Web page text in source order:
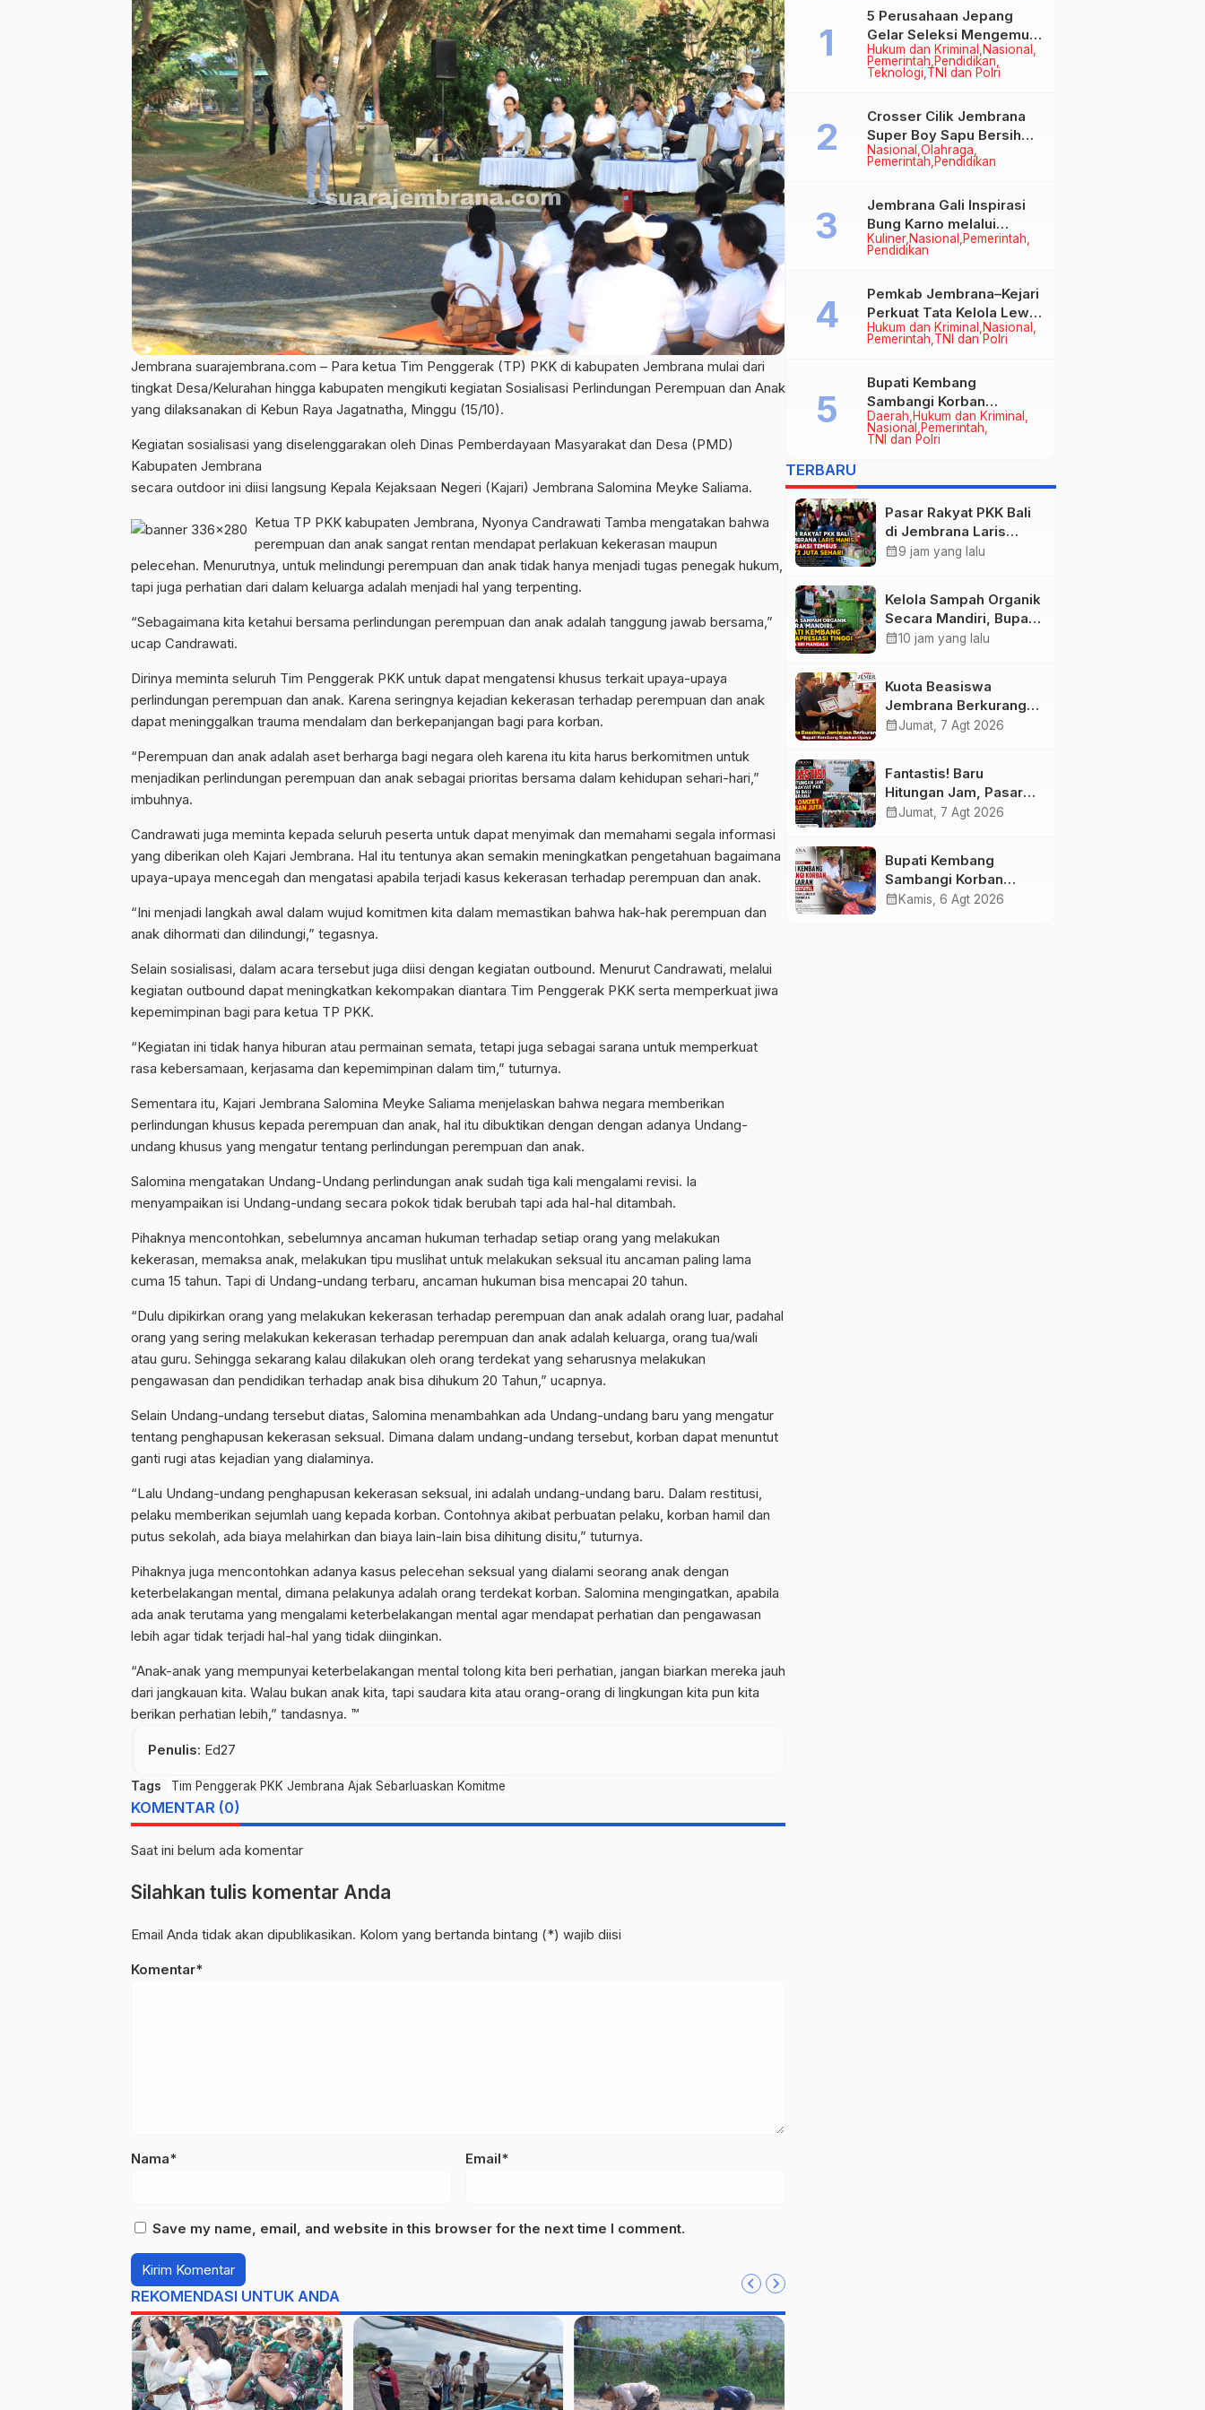
Jembrana suarajembrana.com – Para ketua Tim Penggerak (TP) PKK di kabupaten Jembrana mulai dari
tingkat Desa/Kelurahan hingga kabupaten mengikuti kegiatan Sosialisasi Perlindungan Perempuan dan Anak
yang dilaksanakan di Kebun Raya Jagatnatha, Minggu (15/10).
Kegiatan sosialisasi yang diselenggarakan oleh Dinas Pemberdayaan Masyarakat dan Desa (PMD)
Kabupaten Jembrana
secara outdoor ini diisi langsung Kepala Kejaksaan Negeri (Kajari) Jembrana Salomina Meyke Saliama.
Ketua TP PKK kabupaten Jembrana, Nyonya Candrawati Tamba mengatakan bahwa
perempuan dan anak sangat rentan mendapat perlakuan kekerasan maupun
pelecehan. Menurutnya, untuk melindungi perempuan dan anak tidak hanya menjadi tugas penegak hukum,
tapi juga perhatian dari dalam keluarga adalah menjadi hal yang terpenting.
“Sebagaimana kita ketahui bersama perlindungan perempuan dan anak adalah tanggung jawab bersama,”
ucap Candrawati.
Dirinya meminta seluruh Tim Penggerak PKK untuk dapat mengatensi khusus terkait upaya-upaya
perlindungan perempuan dan anak. Karena seringnya kejadian kekerasan terhadap perempuan dan anak
dapat meninggalkan trauma mendalam dan berkepanjangan bagi para korban.
“Perempuan dan anak adalah aset berharga bagi negara oleh karena itu kita harus berkomitmen untuk
menjadikan perlindungan perempuan dan anak sebagai prioritas bersama dalam kehidupan sehari-hari,”
imbuhnya.
Candrawati juga meminta kepada seluruh peserta untuk dapat menyimak dan memahami segala informasi
yang diberikan oleh Kajari Jembrana. Hal itu tentunya akan semakin meningkatkan pengetahuan bagaimana
upaya-upaya mencegah dan mengatasi apabila terjadi kasus kekerasan terhadap perempuan dan anak.
“Ini menjadi langkah awal dalam wujud komitmen kita dalam memastikan bahwa hak-hak perempuan dan
anak dihormati dan dilindungi,” tegasnya.
Selain sosialisasi, dalam acara tersebut juga diisi dengan kegiatan outbound. Menurut Candrawati, melalui
kegiatan outbound dapat meningkatkan kekompakan diantara Tim Penggerak PKK serta memperkuat jiwa
kepemimpinan bagi para ketua TP PKK.
“Kegiatan ini tidak hanya hiburan atau permainan semata, tetapi juga sebagai sarana untuk memperkuat
rasa kebersamaan, kerjasama dan kepemimpinan dalam tim,” tuturnya.
Sementara itu, Kajari Jembrana Salomina Meyke Saliama menjelaskan bahwa negara memberikan
perlindungan khusus kepada perempuan dan anak, hal itu dibuktikan dengan dengan adanya Undang-
undang khusus yang mengatur tentang perlindungan perempuan dan anak.
Salomina mengatakan Undang-Undang perlindungan anak sudah tiga kali mengalami revisi. Ia
menyampaikan isi Undang-undang secara pokok tidak berubah tapi ada hal-hal ditambah.
Pihaknya mencontohkan, sebelumnya ancaman hukuman terhadap setiap orang yang melakukan
kekerasan, memaksa anak, melakukan tipu muslihat untuk melakukan seksual itu ancaman paling lama
cuma 15 tahun. Tapi di Undang-undang terbaru, ancaman hukuman bisa mencapai 20 tahun.
“Dulu dipikirkan orang yang melakukan kekerasan terhadap perempuan dan anak adalah orang luar, padahal
orang yang sering melakukan kekerasan terhadap perempuan dan anak adalah keluarga, orang tua/wali
atau guru. Sehingga sekarang kalau dilakukan oleh orang terdekat yang seharusnya melakukan
pengawasan dan pendidikan terhadap anak bisa dihukum 20 Tahun,” ucapnya.
Selain Undang-undang tersebut diatas, Salomina menambahkan ada Undang-undang baru yang mengatur
tentang penghapusan kekerasan seksual. Dimana dalam undang-undang tersebut, korban dapat menuntut
ganti rugi atas kejadian yang dialaminya.
“Lalu Undang-undang penghapusan kekerasan seksual, ini adalah undang-undang baru. Dalam restitusi,
pelaku memberikan sejumlah uang kepada korban. Contohnya akibat perbuatan pelaku, korban hamil dan
putus sekolah, ada biaya melahirkan dan biaya lain-lain bisa dihitung disitu,” tuturnya.
Pihaknya juga mencontohkan adanya kasus pelecehan seksual yang dialami seorang anak dengan
keterbelakangan mental, dimana pelakunya adalah orang terdekat korban. Salomina mengingatkan, apabila
ada anak terutama yang mengalami keterbelakangan mental agar mendapat perhatian dan pengawasan
lebih agar tidak terjadi hal-hal yang tidak diinginkan.
“Anak-anak yang mempunyai keterbelakangan mental tolong kita beri perhatian, jangan biarkan mereka jauh
dari jangkauan kita. Walau bukan anak kita, tapi saudara kita atau orang-orang di lingkungan kita pun kita
berikan perhatian lebih,” tandasnya. ™
Penulis: Ed27
Tags Tim Penggerak PKK Jembrana Ajak Sebarluaskan Komitme
KOMENTAR (0)
Saat ini belum ada komentar
Silahkan tulis komentar Anda
Email Anda tidak akan dipublikasikan. Kolom yang bertanda bintang (*) wajib diisi
Komentar*
Nama* Email*
Save my name, email, and website in this browser for the next time I comment.
REKOMENDASI UNTUK ANDA
Hukum dan Kriminal
Nasional
Pemerintah Pendidikan
Teknologi TNI dan Polri
5 Perusahaan Jepang
Gelar Seleksi Mengemudi
di Jembrana, Buka
Peluang Kerja bagi Calon
Nasional Olahraga
Pemerintah Pendidikan
Crosser Cilik Jembrana
Super Boy Sapu Bersih
Empat Gelar Motocross
Kuliner Nasional
Pemerintah
Pendidikan
Jembrana Gali Inspirasi
Bung Karno melalui
Lomba Cipta Menu
Hukum dan Kriminal
Nasional
Pemerintah TNI dan Polri
Pemkab Jembrana–Kejari
Perkuat Tata Kelola Lewat
Kerja Sama Hukum Datun
Daerah Hukum dan Kriminal
Nasional
Pemerintah
TNI dan Polri
Bupati Kembang
Sambangi Korban
Kebakaran di Manistutu,
Bantuan Disalurkan untuk
TERBARU
Pasar Rakyat PKK Bali
di Jembrana Laris
Manis, Transaksi
calendar_month9 jam yang lalu
Kelola Sampah Organik
Secara Mandiri, Bupati
Kembang Beri
calendar_month10 jam yang lalu
Kuota Beasiswa
Jembrana Berkurang,
Bupati Kembang
II
calendar_monthJumat, 7 Agt 2026
Fantastis! Baru
Hitungan Jam, Pasar
Rakyat PKK Provinsi
calendar_monthJumat, 7 Agt 2026
Bupati Kembang
Sambangi Korban
Kebakaran di
calendar_month Kamis, 6 Agt 2026